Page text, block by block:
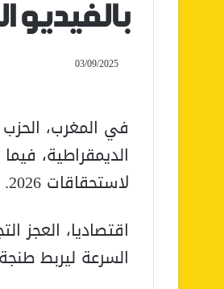
بالفيديو
03/09/2025
في المغرب،
الديمقراطية،
لاستحقاقات 2026.
السرعة ليربط